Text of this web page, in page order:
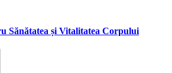
Sănătatea și Vitalitatea Corpului